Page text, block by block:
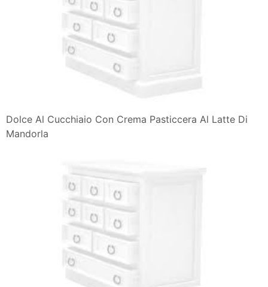
Dolce Al Cucchiaio Con Crema Pasticcera Al Latte Di
Mandorla